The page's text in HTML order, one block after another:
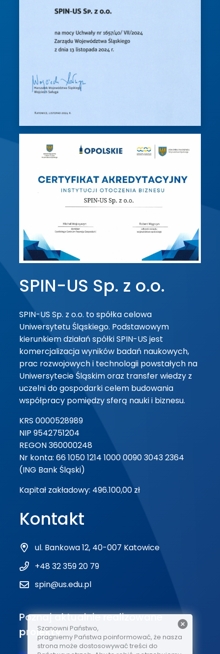
SPIN-US Sp. z o.o.
SPIN-US Sp. z o.o. to spółka celowa
Uniwersytetu Śląskiego. Podstawowym
kierunkiem działań spółki SPIN-US jest
komercjalizacja wyników badań naukowych,
prac rozwojowych i technologii powstałych na
Uniwersytecie Śląskim oraz transfer wiedzy z
uczelni do gospodarki celem budowania
współpracy pomiędzy sferą nauki i biznesu.
KRS 0000528989
NIP 9542751204
REGON 360000248
Nr konta: 66 1050 1214 1000 0090 3043 2364
(ING Bank Śląski)
Kapitał zakładowy: 496.100,00 zł
Kontakt
ul. Bankowa 12, 40-007 Katowice
+48 32 359 20 79
spin@us.edu.pl
Poznaj aktualnie realizowane
projekty
Szanowni Państwo,
pragniemy Państwa poinformować, że nasza
strona może dostosowywać treści do